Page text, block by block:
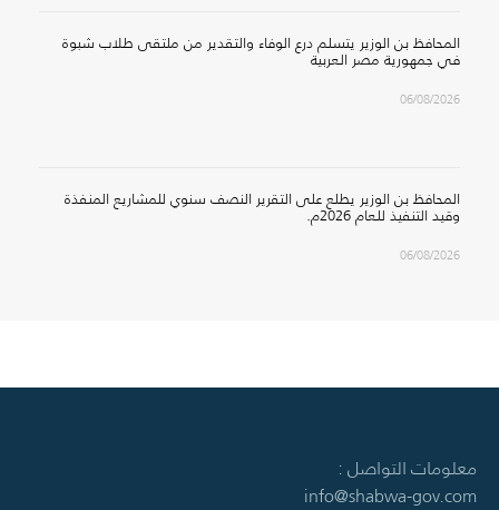
المحافظ بن الوزير يتسلم درع الوفاء والتقدير من ملتقى طلاب شبوة
في جمهورية مصر العربية
06/08/2026
المحافظ بن الوزير يطلع على التقرير النصف سنوي للمشاريع المنفذة
وقيد التنفيذ للعام 2026م.
06/08/2026
معلومات التواصل :
info@shabwa-gov.com